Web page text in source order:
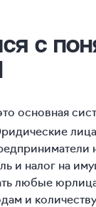
с
основная
лица
и налог на
любые
и